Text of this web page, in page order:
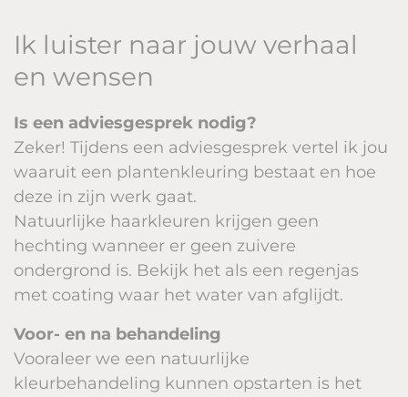
Ik luister naar jouw verhaal
en wensen
Is een adviesgesprek nodig?
Zeker! Tijdens een adviesgesprek vertel ik jou
waaruit een plantenkleuring bestaat en hoe
deze in zijn werk gaat.
Natuurlijke haarkleuren krijgen geen
hechting wanneer er geen zuivere
ondergrond is. Bekijk het als een regenjas
met coating waar het water van afglijdt.
Voor- en na behandeling
Vooraleer we een natuurlijke
kleurbehandeling kunnen opstarten is het